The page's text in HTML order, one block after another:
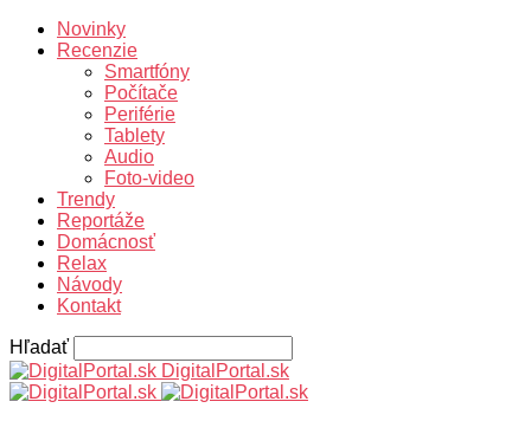
Novinky
Recenzie
Smartfóny
Počítače
Periférie
Tablety
Audio
Foto-video
Trendy
Reportáže
Domácnosť
Relax
Návody
Kontakt
Hľadať
DigitalPortal.sk